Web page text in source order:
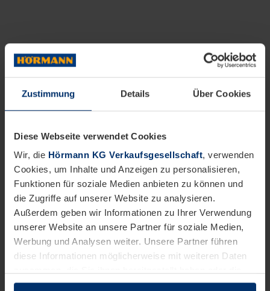
Zustimmung Details Über Cookies
Diese Webseite verwendet Cookies
Wir, die Hörmann KG Verkaufsgesellschaft, verwenden
Cookies, um Inhalte und Anzeigen zu personalisieren,
Funktionen für soziale Medien anbieten zu können und
die Zugriffe auf unserer Website zu analysieren.
Außerdem geben wir Informationen zu Ihrer Verwendung
unserer Website an unsere Partner für soziale Medien,
Werbung und Analysen weiter. Unsere Partner führen
diese Informationen möglicherweise mit weiteren Daten
sie im Rahmen Ihrer Nutzung der Dienste gesammelt